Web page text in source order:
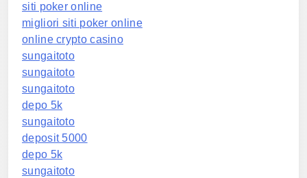
siti poker online
migliori siti poker online
online crypto casino
sungaitoto
sungaitoto
sungaitoto
depo 5k
sungaitoto
deposit 5000
depo 5k
sungaitoto